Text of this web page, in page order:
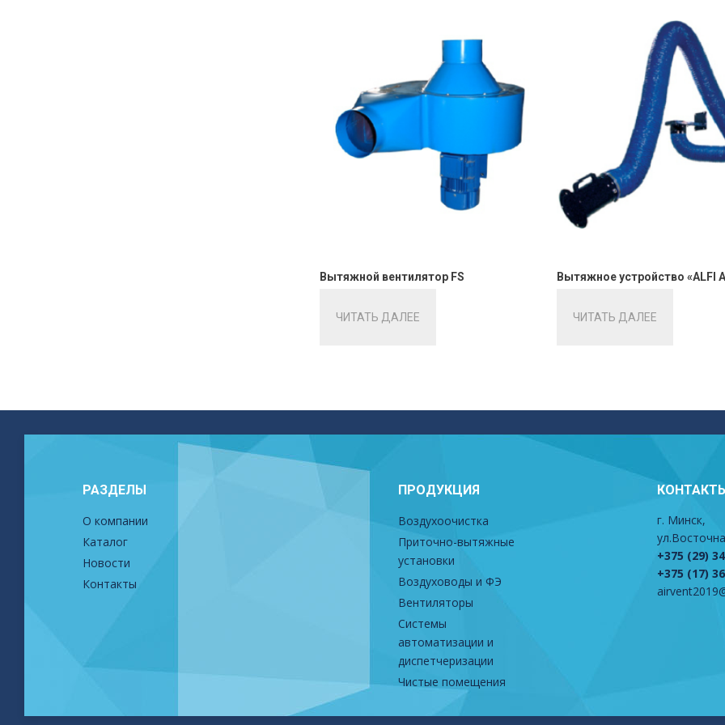
Вытяжной вентилятор FS
ЧИТАТЬ ДАЛЕЕ
Вытяжное устройство «ALFI
ЧИТАТЬ ДАЛЕЕ
РАЗДЕЛЫ
О компании
Каталог
Новости
Контакты
ПРОДУКЦИЯ
Воздухоочистка
Приточно-вытяжные
установки
Воздуховоды и ФЭ
Вентиляторы
Системы
автоматизации и
диспетчеризации
Чистые помещения
г. Минск,
+375 (29)
+375 (17)